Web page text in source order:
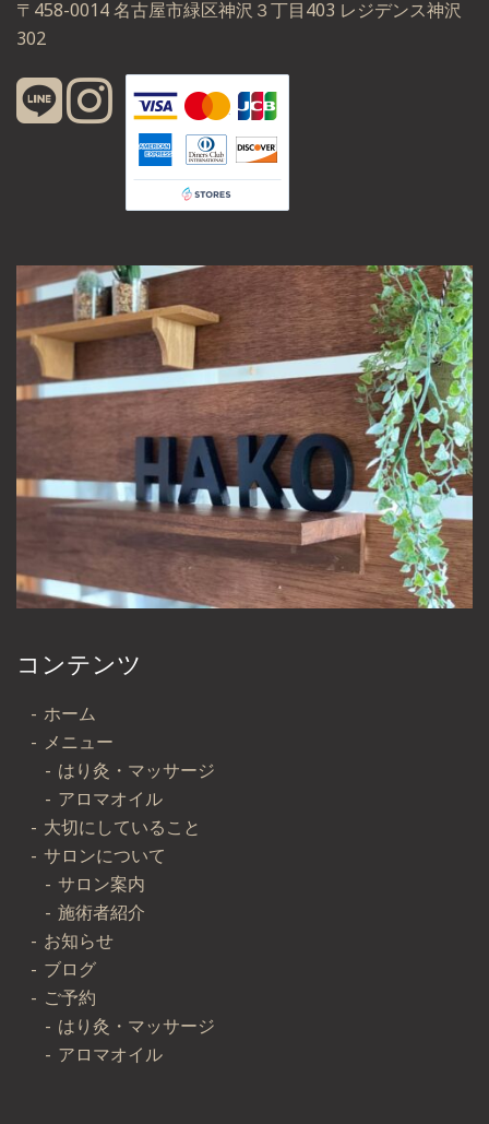
〒458-0014 名古屋市緑区神沢３丁目403 レジデンス神沢
302
コンテンツ
ホーム
メニュー
はり灸・マッサージ
アロマオイル
大切にしていること
サロンについて
サロン案内
施術者紹介
お知らせ
ブログ
ご予約
はり灸・マッサージ
アロマオイル